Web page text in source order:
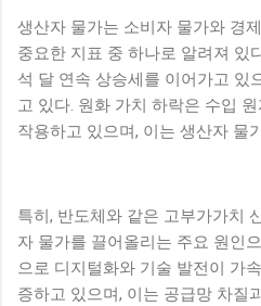
생산자 물가는 소비자 물가와 경
중요한 지표 중 하나로 알려져 있
석 달 연속 상승세를 이어가고 있
고 있다. 원화 가치 하락은 수입
작용하고 있으며, 이는 생산자 물
특히, 반도체와 같은 고부가가치
자 물가를 끌어올리는 주요 원인
으로 디지털화와 기술 발전이 가
증하고 있으며, 이는 공급망 차질